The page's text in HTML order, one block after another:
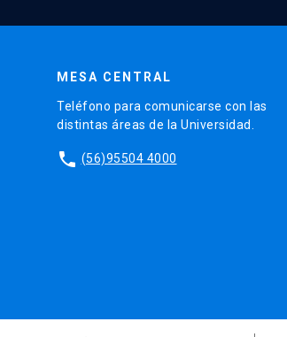
MESA CENTRAL
Teléfono para comunicarse con las
distintas áreas de la Universidad.
phone (56)95504 4000